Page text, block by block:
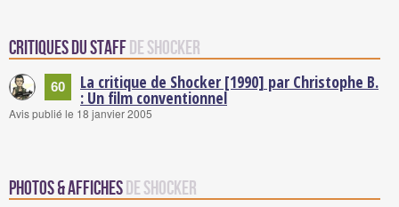
Critiques du staffde Shocker
60 La critique de Shocker [1990] par Christophe B.
: Un film conventionnel
Avis publié le 18 janvier 2005
Photos & Affichesde Shocker